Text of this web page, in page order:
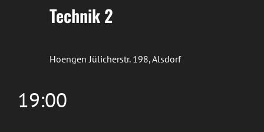
Technik 2
HoengenJülicherstr. 198, Alsdorf
19:00